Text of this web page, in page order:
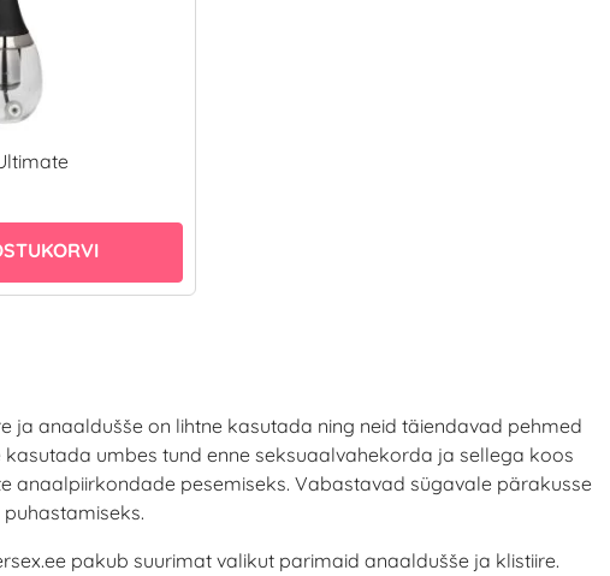
ja anaaldušše on lihtne kasutada ning neid täiendavad pehmed
umbes tund enne seksuaalvahekorda ja sellega koos
anaalpiirkondade pesemiseks. Vabastavad sügavale pärakusse
pakub suurimat valikut parimaid anaaldušše ja klistiire.